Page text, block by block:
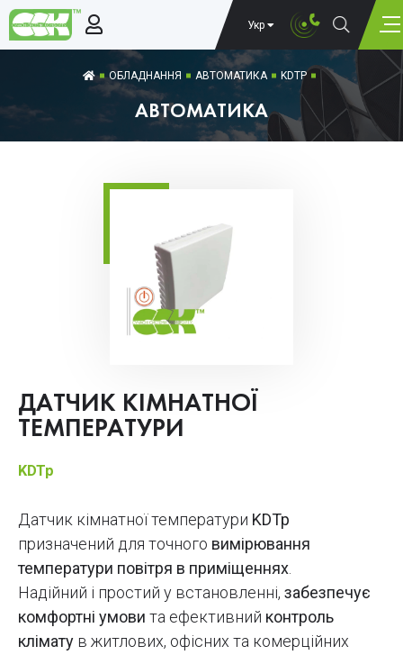
Укр
ОБЛАДНАННЯ АВТОМАТИКА KDTP
АВТОМАТИКА
ДАТЧИК КІМНАТНОЇ
ТЕМПЕРАТУРИ
KDTp
Датчик кімнатної температури KDTp
призначений для точного вимірювання
температури повітря в приміщеннях
Надійний і простий у встановленні, забезпечує
комфортні умови та ефективний контроль
клімату в житлових, офісних та комерційних